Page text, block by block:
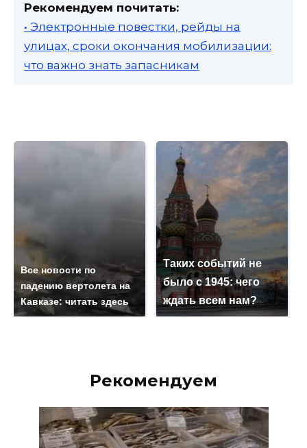
Рекомендуем почитать:
• Электронные повестки, рейды на
улицах, сроки окончания мобилизации:
что важно знать запасникам
Все новости по
падению вертолета на
Кавказе: читать здесь
Таких событий не
было с 1945: чего
ждать всем нам?
Рекомендуем